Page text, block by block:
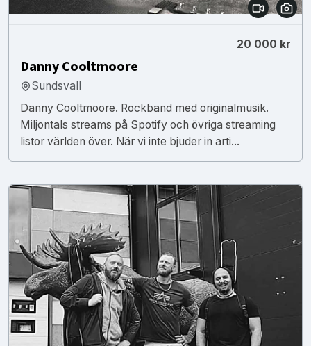
20 000 kr
Danny Cooltmoore
Sundsvall
Danny Cooltmoore. Rockband med originalmusik.
Miljontals streams på Spotify och övriga streaming
listor världen över. När vi inte bjuder in arti...